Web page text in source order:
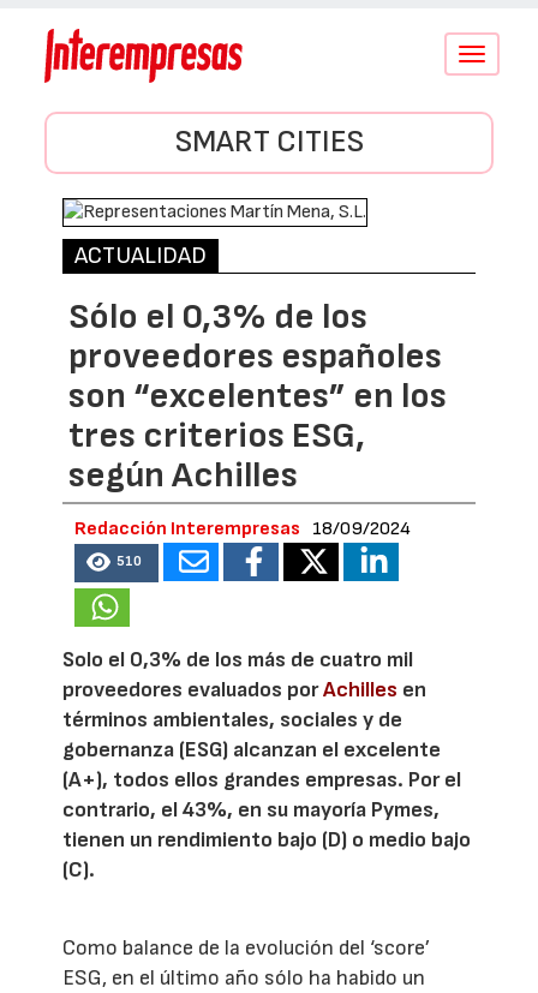
Conmutar
SMART CITIES
ACTUALIDAD
Sólo el 0,3% de los
proveedores españoles
son “excelentes” en los
tres criterios ESG,
según Achilles
Redacción Interempresas 18/09/2024
510
Solo el 0,3% de los más de cuatro mil
proveedores evaluados porAchilles en
términos ambientales, sociales y de
gobernanza (ESG) alcanzan el excelente
(A+), todos ellos grandes empresas. Por el
contrario, el 43%, en su mayoría Pymes,
tienen un rendimiento bajo (D) o medio bajo
(C).
Como balance de la evolución del ‘score’
ESG, en el último año sólo ha habido un